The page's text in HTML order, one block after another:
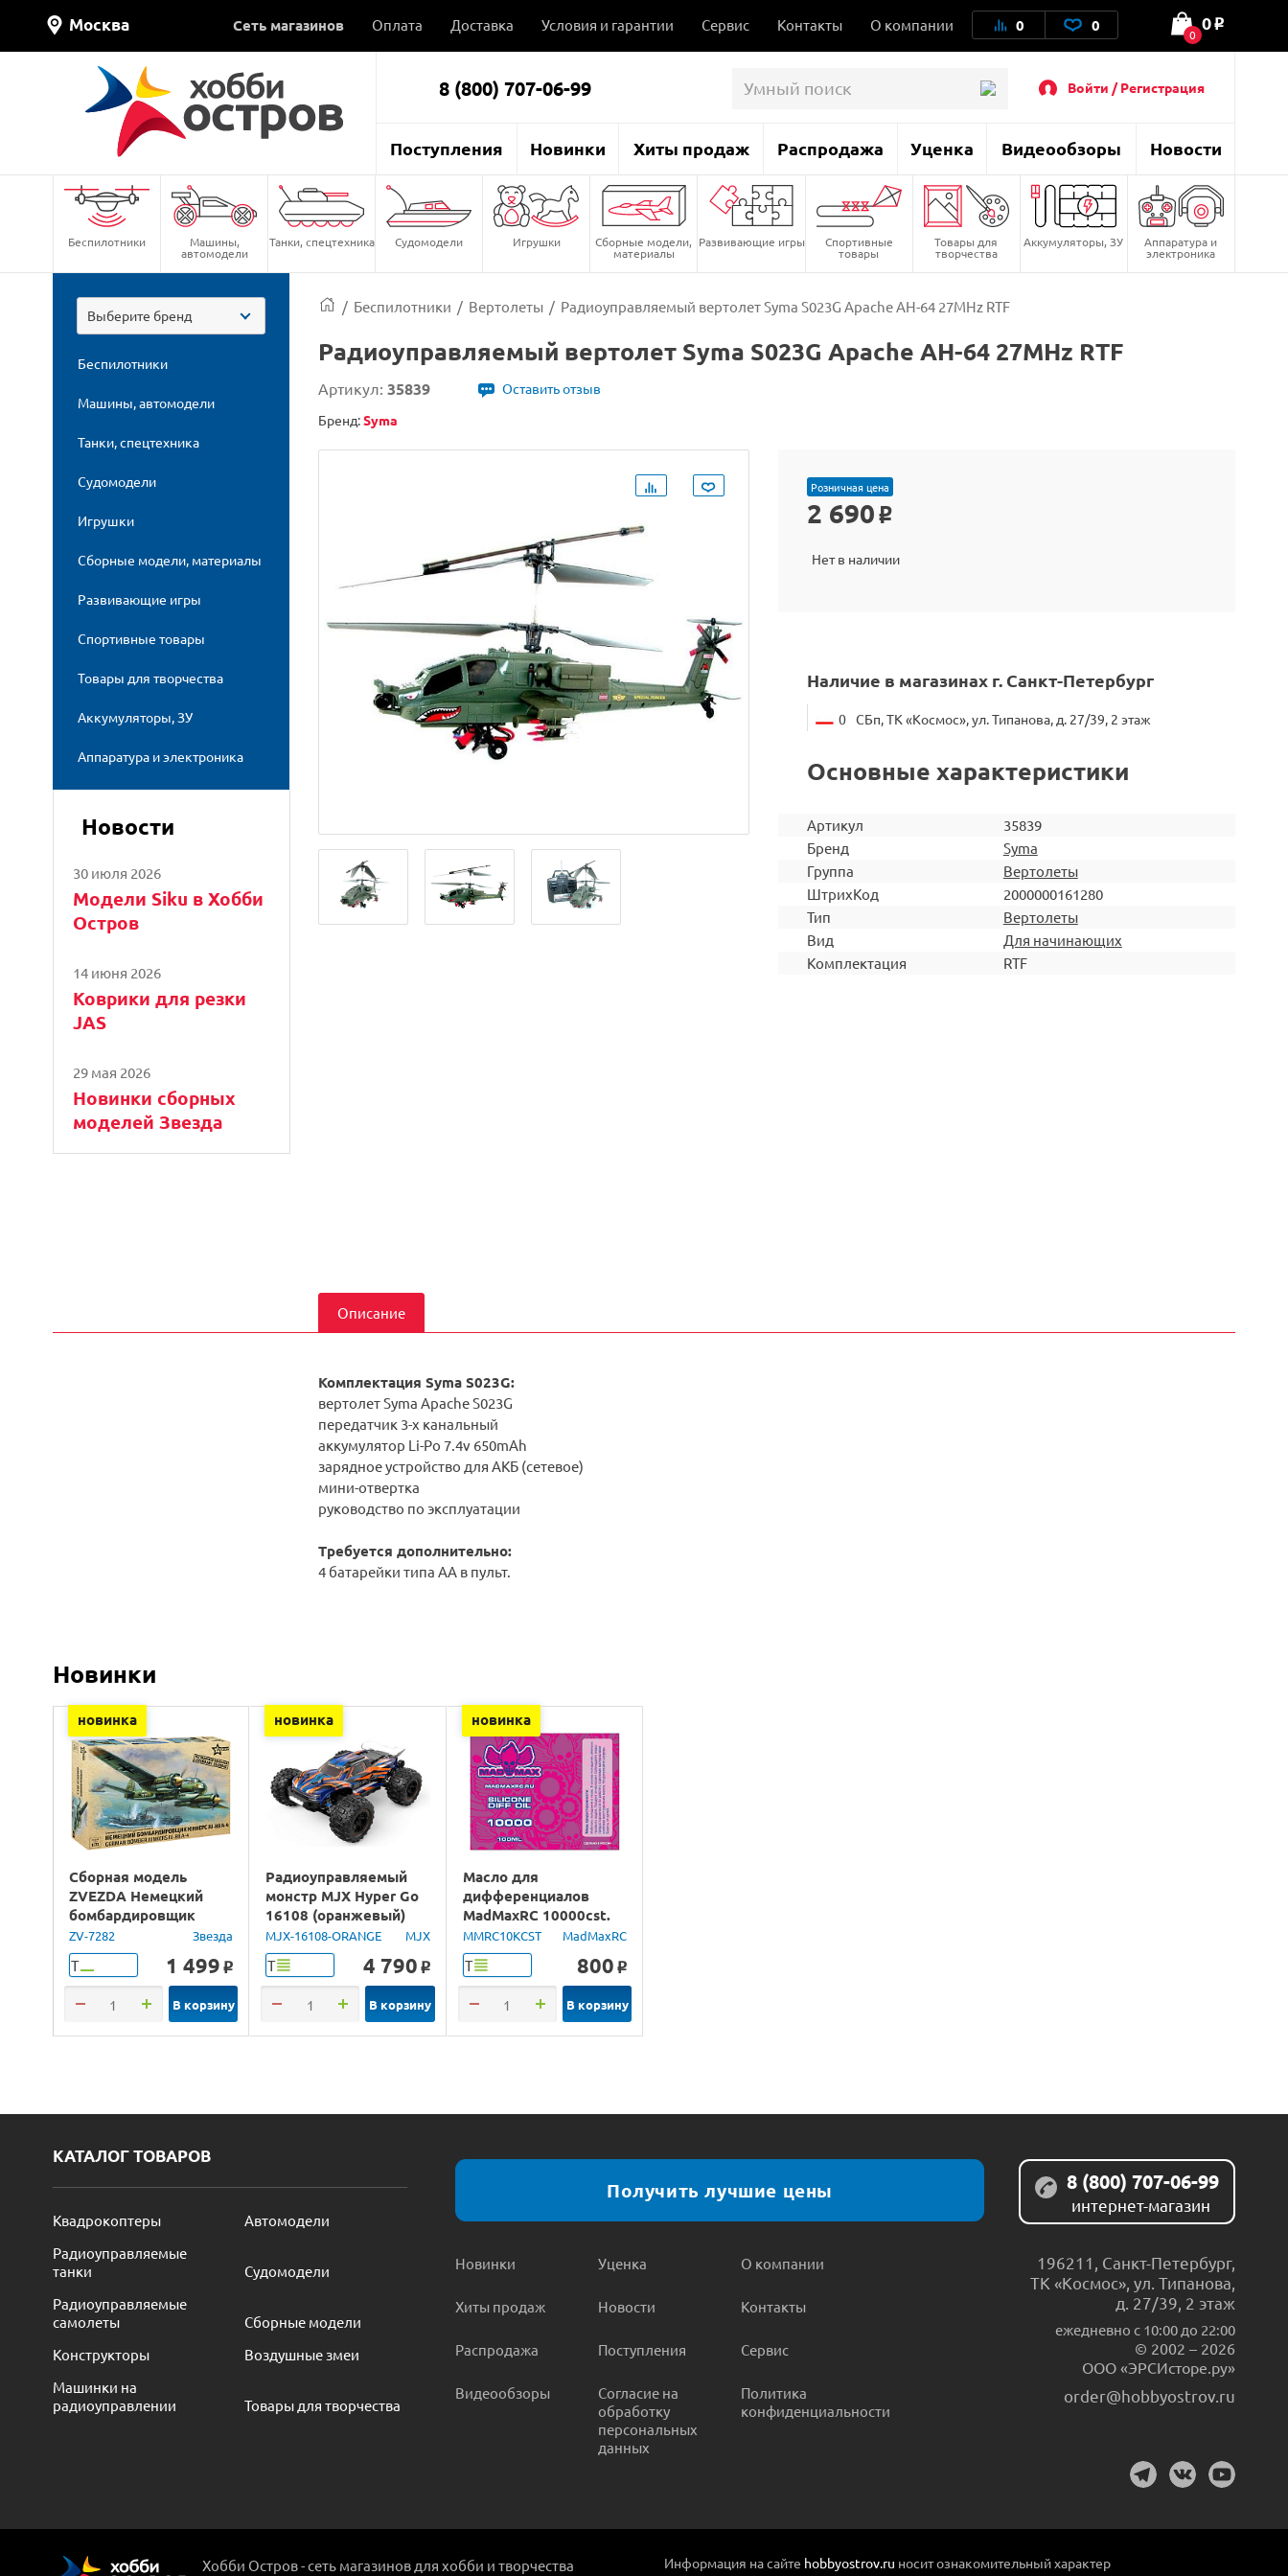
Москва Сеть магазинов Оплата Доставка Условия и гарантии Сервис Контакты О компании 0 0 0
0 o
8 (800) 707-06-99 Войти / Регистрация
Поступления Новинки Хиты продаж Распродажа Уценка Видеообзоры Новости
Беспилотники Машины,
автомодели
Танки, спецтехника Судомодели Игрушки Сборные модели,
материалы
Развивающие игры Спортивные
товары
Товары для
творчества
Аккумуляторы, ЗУ Аппаратура и
электроника
Выберите бренд
Беспилотники
Машины, автомодели
Танки, спецтехника
Судомодели
Игрушки
Сборные модели, материалы
Развивающие игры
Спортивные товары
Товары для творчества
Аккумуляторы, ЗУ
Аппаратура и электроника
Новости
30 июля 2026
Модели Siku в Хобби
Остров
14 июня 2026
Коврики для резки
JAS
29 мая 2026
Новинки сборных
моделей Звезда
/ Беспилотники / Вертолеты / Радиоуправляемый вертолет Syma S023G Apache AH-64 27MHz RTF
Радиоуправляемый вертолет Syma S023G Apache AH-64 27MHz RTF
Артикул: 35839
Оставить отзыв
Бренд:Syma
Розничная цена
2 690 o
Нет в наличии
Наличие в магазинах г. Санкт-Петербург
0 СБп, ТК «Космос», ул. Типанова, д. 27/39, 2 этаж
Основные характеристики
Артикул
35839
Бренд
Syma
Группа
Вертолеты
ШтрихКод
2000000161280
Тип
Вертолеты
Вид
Для начинающих
Комплектация
RTF
Описание
Комплектация Syma S023G:
вертолет Syma Apache S023G
передатчик 3-х канальный
аккумулятор Li-Po 7.4v 650mAh
зарядное устройство для АКБ (сетевое)
мини-отвертка
руководство по эксплуатации
Требуется дополнительно:
4 батарейки типа АА в пульт.
Новинки
новинка
Сборная модель
ZVEZDA Немецкий
бомбардировщик
Юнкерс Ju-88, 1/72
ZV-7282 Звезда
Т 1 499 o
В корзину
новинка
Радиоуправляемый
монстр MJX Hyper Go
16108 (оранжевый)
4WD 2.4G LED 1/16
RTR
MJX-16108-ORANGE MJX
Т 4 790 o
В корзину
новинка
Масло для
дифференциалов
MadMaxRC 10000cst.
100ml.
MMRC10KCST MadMaxRC
Т 800 o
В корзину
КАТАЛОГ ТОВАРОВ
Квадрокоптеры
Автомодели
Радиоуправляемые
танки
Судомодели
Радиоуправляемые
самолеты
Сборные модели
Конструкторы
Воздушные змеи
Машинки на
радиоуправлении
Товары для творчества
Получить лучшие цены
Новинки
Хиты продаж
Распродажа
Видеообзоры
Уценка
Новости
Поступления
Согласие на
обработку
персональных
данных
О компании
Контакты
Сервис
Политика
конфиденциальности
8 (800) 707-06-99
интернет-магазин
196211 Санкт-Петербург,
ТК «Космос», ул. Типанова,
д. 27/39, 2 этаж
ежедневно c 10:00 до 22:00
© 2002 – 2026
ООО «ЭРСИсторе.ру»
order@hobbyostrov.ru
Хобби Остров - сеть магазинов для хобби и творчества
Информация на сайте hobbyostrov.ru носит ознакомительный характер